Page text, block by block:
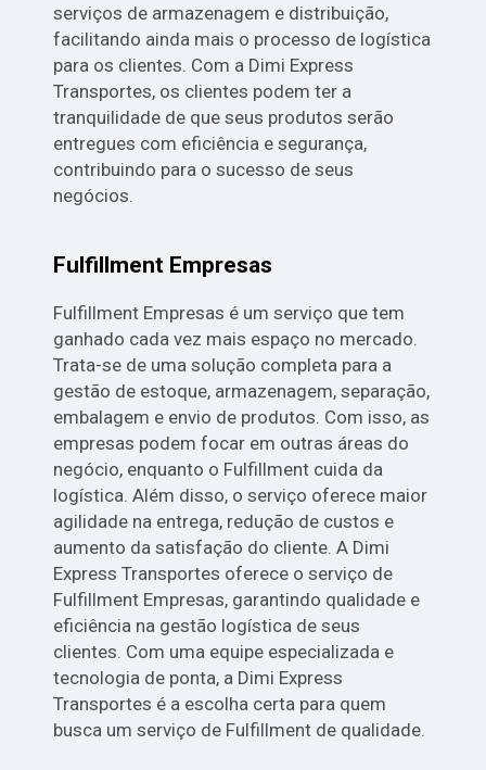
serviços de armazenagem e distribuição,
facilitando ainda mais o processo de logística
para os clientes. Com a Dimi Express
Transportes, os clientes podem ter a
tranquilidade de que seus produtos serão
entregues com eficiência e segurança,
contribuindo para o sucesso de seus
negócios.
Fulfillment Empresas
Fulfillment Empresas é um serviço que tem
ganhado cada vez mais espaço no mercado.
Trata-se de uma solução completa para a
gestão de estoque, armazenagem, separação,
embalagem e envio de produtos. Com isso, as
empresas podem focar em outras áreas do
negócio, enquanto o Fulfillment cuida da
logística. Além disso, o serviço oferece maior
agilidade na entrega, redução de custos e
aumento da satisfação do cliente. A Dimi
Express Transportes oferece o serviço de
Fulfillment Empresas, garantindo qualidade e
eficiência na gestão logística de seus
clientes. Com uma equipe especializada e
tecnologia de ponta, a Dimi Express
Transportes é a escolha certa para quem
busca um serviço de Fulfillment de qualidade.